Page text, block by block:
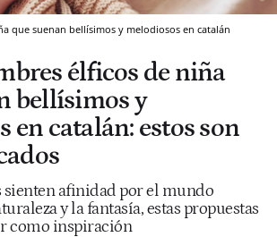
que suenan bellísimos y melodiosos en catalán
élficos de niña
bellísimos y
en catalán: estos son
sienten afinidad por el mundo
y la fantasía, estas propuestas
como inspiración